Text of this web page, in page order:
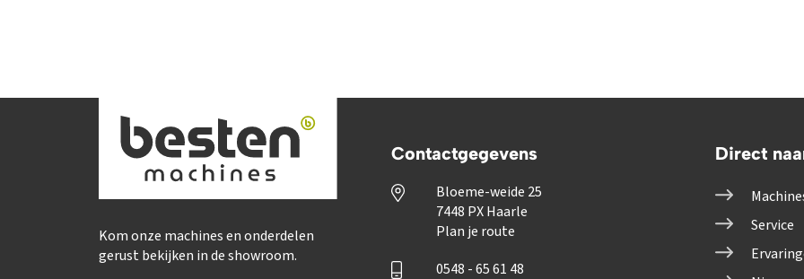
Kom onze machines en onderdelen
gerust bekijken in de showroom.
Contactgegevens
Bloeme-weide 25
7448 PX Haarle
Plan je route
0548 - 65 61 48
Direct
Service